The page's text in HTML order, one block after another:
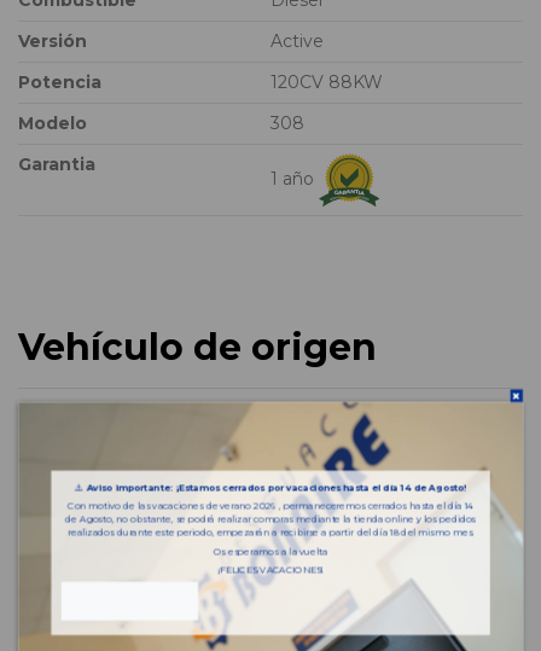
Versión
Active
Potencia
120CV 88KW
Modelo
308
Garantia
1 año
Vehículo de origen
⚠️ Aviso importante: ¡Estamos cerrados por vacaciones hasta el día 14 de Agosto!
Con motivo de las vacaciones de verano 2026 , permaneceremos cerrados hasta el día 14
de Agosto, no obstante, se podrá realizar compras mediante la tienda online y los pedidos
realizados durante este periodo, empezarán a recibirse a partir del día 18 del mismo mes.
Os esperamos a la vuelta
¡FELICES VACACIONES!